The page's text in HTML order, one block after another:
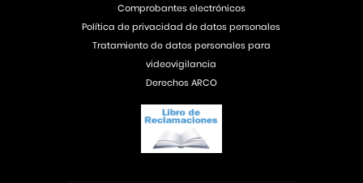
Comprobantes electrónicos
Política de privacidad de datos personales
Tratamiento de datos personales para
videovigilancia
Derechos ARCO